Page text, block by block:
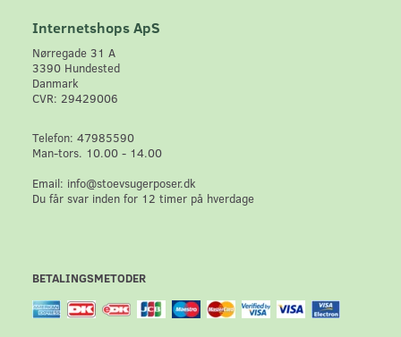
Internetshops ApS
Nørregade 31 A
3390 Hundested
Danmark
CVR: 29429006
Telefon: 47985590
Man-tors. 10.00 - 14.00
Email: info@stoevsugerposer.dk
Du får svar inden for 12 timer på hverdage
BETALINGSMETODER